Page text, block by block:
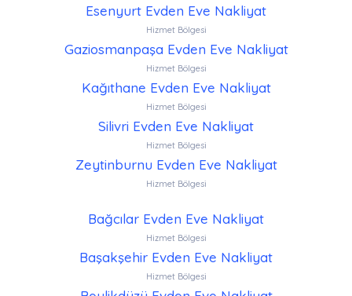
Esenyurt Evden Eve Nakliyat
Hizmet Bölgesi
Gaziosmanpaşa Evden Eve Nakliyat
Hizmet Bölgesi
Kağıthane Evden Eve Nakliyat
Hizmet Bölgesi
Silivri Evden Eve Nakliyat
Hizmet Bölgesi
Zeytinburnu Evden Eve Nakliyat
Hizmet Bölgesi
Bağcılar Evden Eve Nakliyat
Hizmet Bölgesi
Başakşehir Evden Eve Nakliyat
Hizmet Bölgesi